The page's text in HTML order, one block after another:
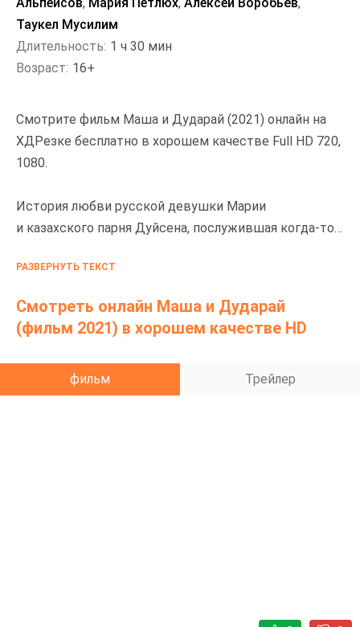
Смотрите фильм Маша и Дударай (2021) онлайн на
ХДРезке бесплатно в хорошем качестве Full HD 720,
1080.
История любви русской девушки Марии
и казахского парня Дуйсена, послужившая когда-то
РАЗВЕРНУТЬ ТЕКСТ
Смотреть онлайн Маша и Дударай
(фильм 2021) в хорошем качестве HD
фильм Трейлер
Таукел Мусилим
Длительность: 1 ч 30 мин
Возраст: 16+